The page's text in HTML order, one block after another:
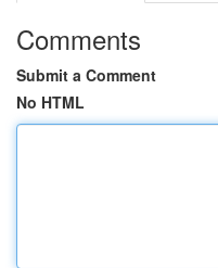
Comments
Submit a Comment
No HTML